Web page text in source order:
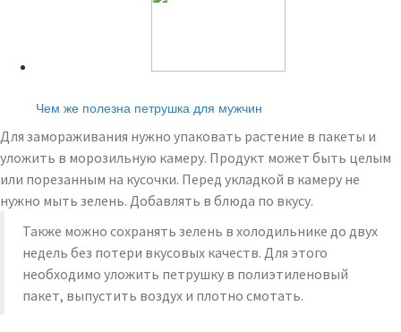
Чем же полезна петрушка для мужчин
Для замораживания нужно упаковать растение в пакеты и
уложить в морозильную камеру. Продукт может быть целым
или порезанным на кусочки. Перед укладкой в камеру не
нужно мыть зелень. Добавлять в блюда по вкусу.
Также можно сохранять зелень в холодильнике до двух
недель без потери вкусовых качеств. Для этого
необходимо уложить петрушку в полиэтиленовый
пакет, выпустить воздух и плотно смотать.